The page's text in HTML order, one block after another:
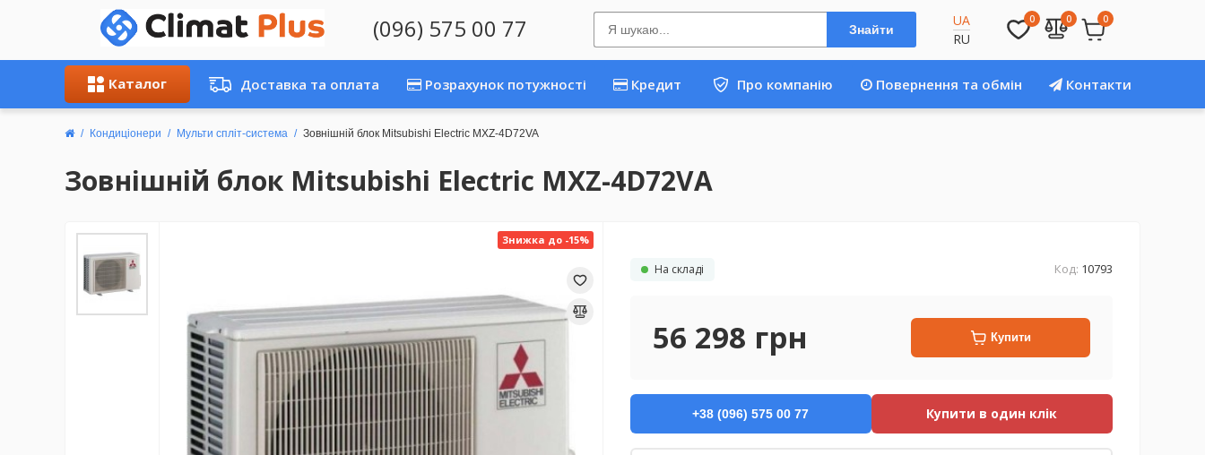
(096) 575 00 77 Знайти
UA
RU
0 0 0
Каталог Доставка та оплата Розрахунок потужності Кредит Про компанію Повернення та обмін Контакти
Кондиціонери Мульти спліт-система Зовнішній блок Mitsubishi Electric MXZ-4D72VA
Зовнішній блок Mitsubishi Electric MXZ-4D72VA
Знижка до -15%
На складі Код: 10793
56 298 грн Купити
+38 (096) 575 00 77 Купити в один клік